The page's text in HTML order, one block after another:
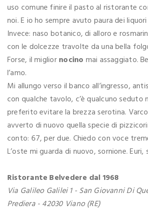
uso comune finire il pasto al ristorante
noi. E io ho sempre avuto paura dei liquori
Invece: naso botanico, di alloro e
con le dolcezze travolte da una bella
Forse, il migliornocino mai assaggiato.
l’amo.
Mi allungo verso il banco all’ingresso,
con qualche tavolo, c’è qualcuno seduto
preferito evitare la brezza serotina.
avverto di nuovo quella specie di
conto: 67, per due. Chiedo con voce
L’oste mi guarda di nuovo, sornione. Euri,
Ristorante Belvedere dal 1968
Via Galileo Galilei 1 - San Giovanni Di
Prediera - 42030 Viano (RE)